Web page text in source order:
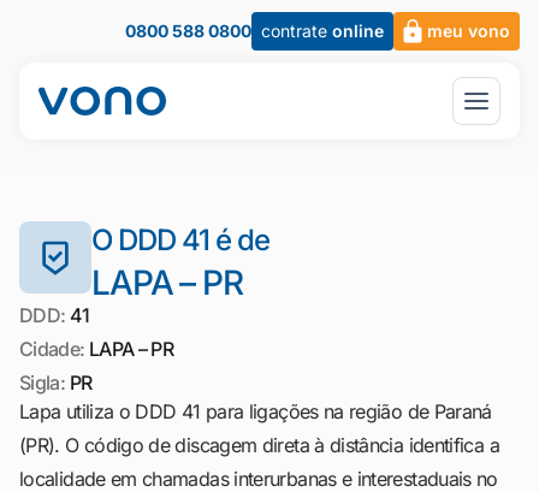
0800 588 0800 contrate online meu vono
O DDD 41 é de
LAPA – PR
DDD: 41
Cidade: LAPA – PR
Sigla: PR
Lapa utiliza o DDD 41 para ligações na região de Paraná
(PR). O código de discagem direta à distância identifica a
localidade em chamadas interurbanas e interestaduais no